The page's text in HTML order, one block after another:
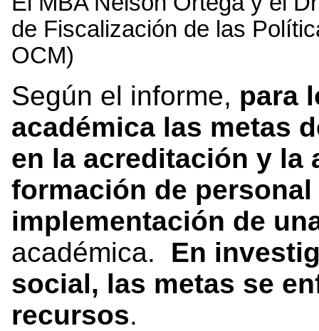
de Fiscalización de las
OCM)
Según el informe, para
académica las metas
en la acreditación y la
formación de
implementación de
académica. En
social, las metas se
recursos.